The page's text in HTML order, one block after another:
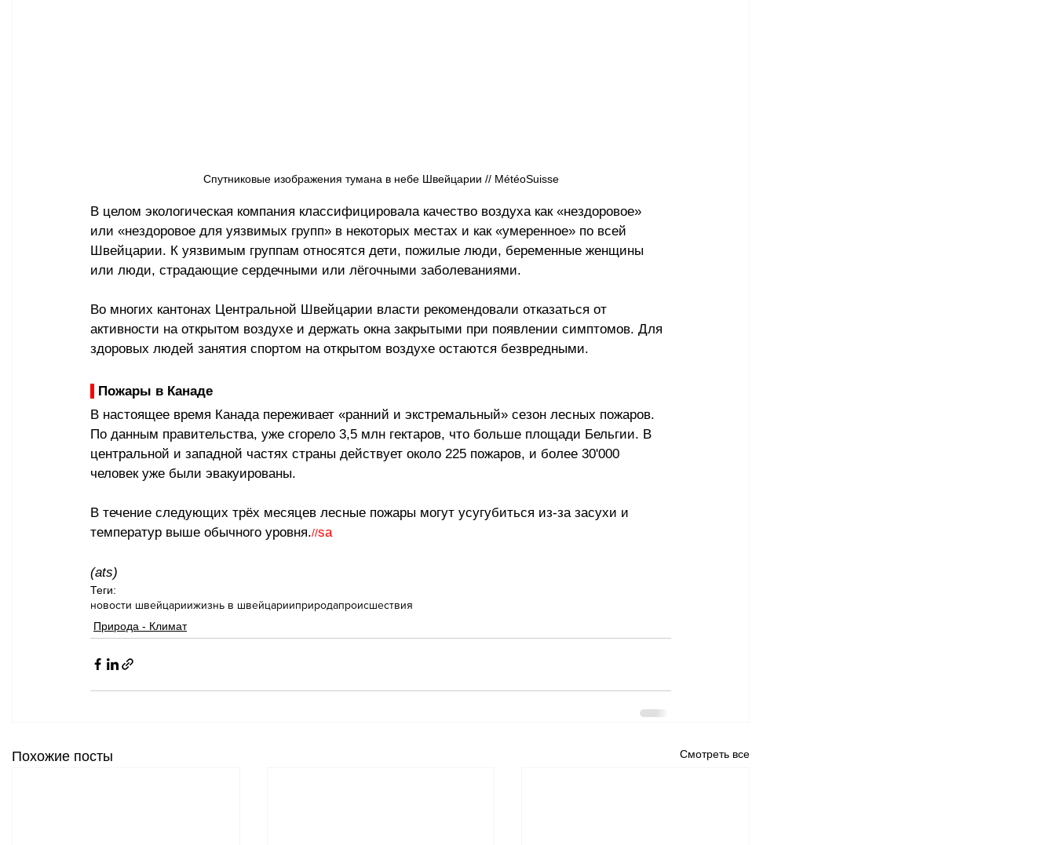
Cпутниковые изображения тумана в небе Швейцарии // MétéoSuisse
В целом экологическая компания классифицировала качество воздуха как «нездоровое»
или «нездоровое для уязвимых групп» в некоторых местах и как «умеренное» по всей
Швейцарии. К уязвимым группам относятся дети, пожилые люди, беременные женщины
или люди, страдающие сердечными или лёгочными заболеваниями.
Во многих кантонах Центральной Швейцарии власти рекомендовали отказаться от
активности на открытом воздухе и держать окна закрытыми при появлении симптомов. Для
здоровых людей занятия спортом на открытом воздухе остаются безвредными.
Пожары в Канаде
В настоящее время Канада переживает «ранний и экстремальный» сезон лесных пожаров.
По данным правительства, уже сгорело 3,5 млн гектаров, что больше площади Бельгии. В
центральной и западной частях страны действует около 225 пожаров, и более 30'000
человек уже были эвакуированы.
В течение следующих трёх месяцев лесные пожары могут усугубиться из-за засухи и
температур выше обычного уровня.//sa
(ats)
Теги:
новости швейцариижизнь в швейцарииприродапроисшествия
Природа - Климат
Похожие посты Смотреть все